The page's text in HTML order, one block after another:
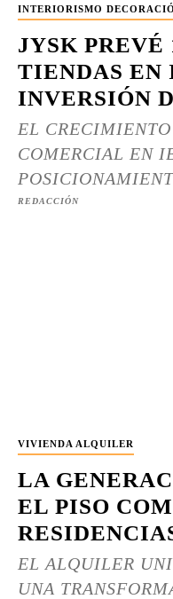
INTERIORISMO
JYSK PREVÉ
TIENDAS EN
INVERSIÓN
EL
COMERCIAL EN
REDACCIÓN
VIVIENDA ALQUILER
LA
EL PISO
EL ALQUILER
UNA